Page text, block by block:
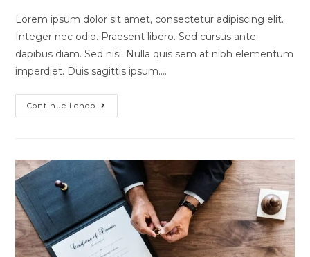
Lorem ipsum dolor sit amet, consectetur adipiscing elit.
Integer nec odio. Praesent libero. Sed cursus ante
dapibus diam. Sed nisi. Nulla quis sem at nibh elementum
imperdiet. Duis sagittis ipsum.…
Continue Lendo